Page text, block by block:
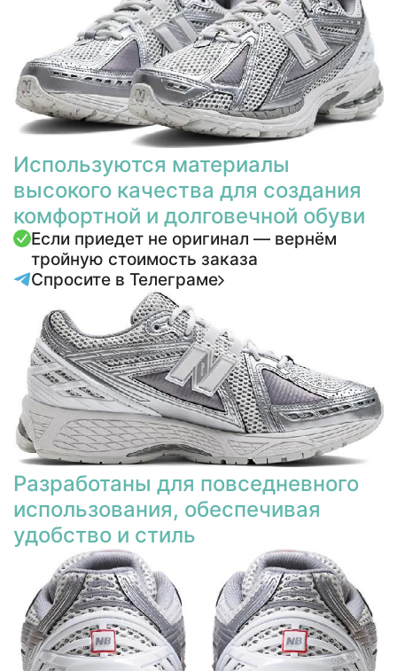
Используются материалы
высокого качества для создания
комфортной и долговечной обуви
Если приедет не оригинал — вернём
тройную стоимость заказа
Спросите в Телеграме
Разработаны для повседневного
использования, обеспечивая
удобство и стиль